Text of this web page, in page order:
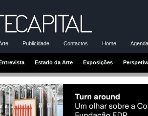
Publicidade Contactos Home
Estado da Arte Exposições